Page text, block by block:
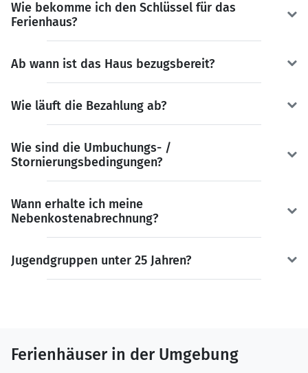
Wie bekomme ich den Schlüssel für das
Ferienhaus?
Ab wann ist das Haus bezugsbereit?
Wie läuft die Bezahlung ab?
Wie sind die Umbuchungs- /
Stornierungsbedingungen?
Wann erhalte ich meine
Nebenkostenabrechnung?
Jugendgruppen unter 25 Jahren?
Ferienhäuser in der Umgebung